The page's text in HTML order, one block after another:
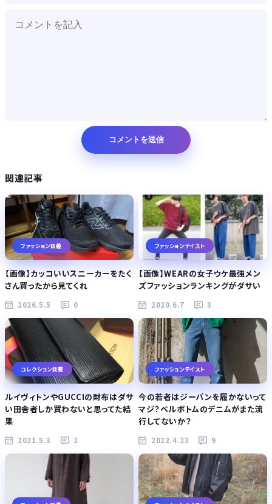
関連記事
ファッション談義
【画像】カッコいいスニーカーをたく
さん買ったから見てくれ
2026.5.5 0
ファッションテイスト
【画像】WEARの女子ウケ最強メン
ズファッションランキングがダサい
2020.6.7 3
コレクション談義
ルイヴィトンやGUCCIの財布はダサ
い田舎者しか買わないと思ってた結
果
2021.5.3 2
ファッションテイスト
今の若者はジーパンを履かないって
マジ？ベルボトムのデニムがまた流
行してないか？
2022.4.23 9